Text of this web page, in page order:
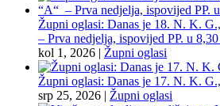
Župni oglasi: Danas je 18. N. K.
– Prva nedjelja, ispovijed PP. u 8,30
kol 1, 2026 | Župni oglasi
Župni oglasi: Danas je 17. N. K.
srp 25, 2026 | Župni oglasi